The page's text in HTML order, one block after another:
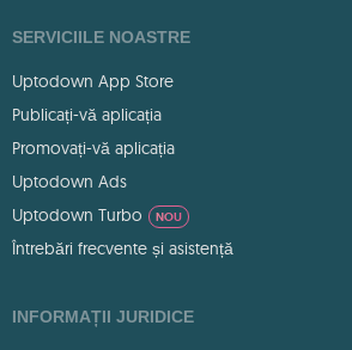
SERVICIILE NOASTRE
Uptodown App Store
Publicați-vă aplicația
Promovați-vă aplicația
Uptodown Ads
Uptodown Turbo
NOU
Întrebări frecvente și asistență
INFORMAȚII JURIDICE